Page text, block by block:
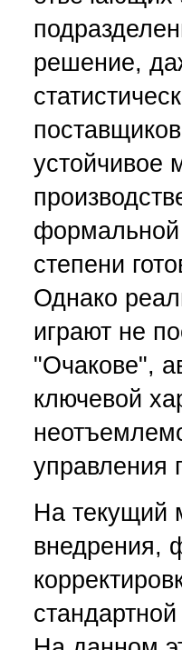
решение,
устойчивое
формальной
степени
Однако
играют не
"Очакове",
ключевой
управления
На текущий
внедрения,